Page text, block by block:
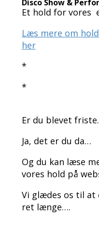
Disco Show &
Et hold for vores
Læs mere om
her
*
*
Er du blevet
Ja, det er du da…
Og du kan læse
vores hold på
Vi glædes os til at
ret længe….